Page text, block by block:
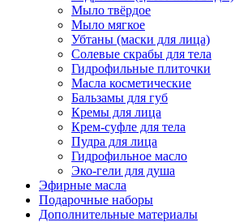
Мыло твёрдое
Мыло мягкое
Убтаны (маски для лица)
Солевые скрабы для тела
Гидрофильные плиточки
Масла косметические
Бальзамы для губ
Кремы для лица
Крем-суфле для тела
Пудра для лица
Гидрофильное масло
Эко-гели для душа
Эфирные масла
Подарочные наборы
Дополнительные материалы